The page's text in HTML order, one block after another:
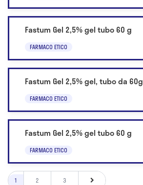
Fastum Gel 2,5% gel tubo 60 g
FARMACO ETICO
Fastum Gel 2,5% gel, tubo da 60g
FARMACO ETICO
Fastum Gel 2,5% gel tubo 60 g
FARMACO ETICO
1 2 3